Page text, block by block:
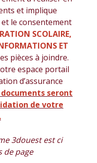
et implique
le consentement
SCOLAIRE,
ET
pièces à joindre.
espace portail
d’assurance
documents seront
de votre
3douest est ci
de page